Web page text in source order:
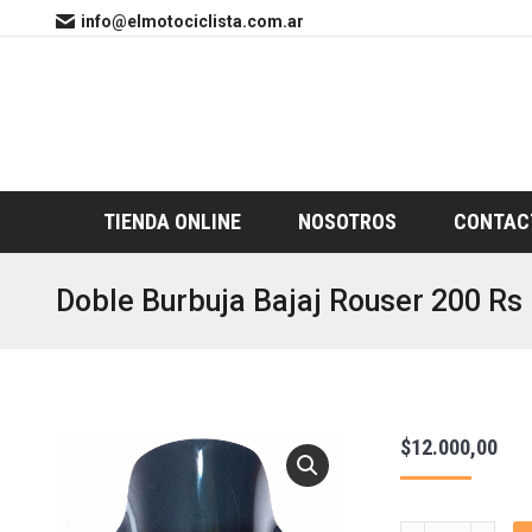
info@elmotociclista.com.ar
TIENDA ONLINE NOSOTROS
Doble Burbuja Bajaj Rouser 200 Rs
$12.000,00